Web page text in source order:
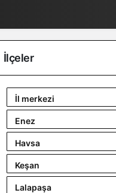
İlçeler
İl merkezi
Enez
Havsa
Keşan
Lalapaşa